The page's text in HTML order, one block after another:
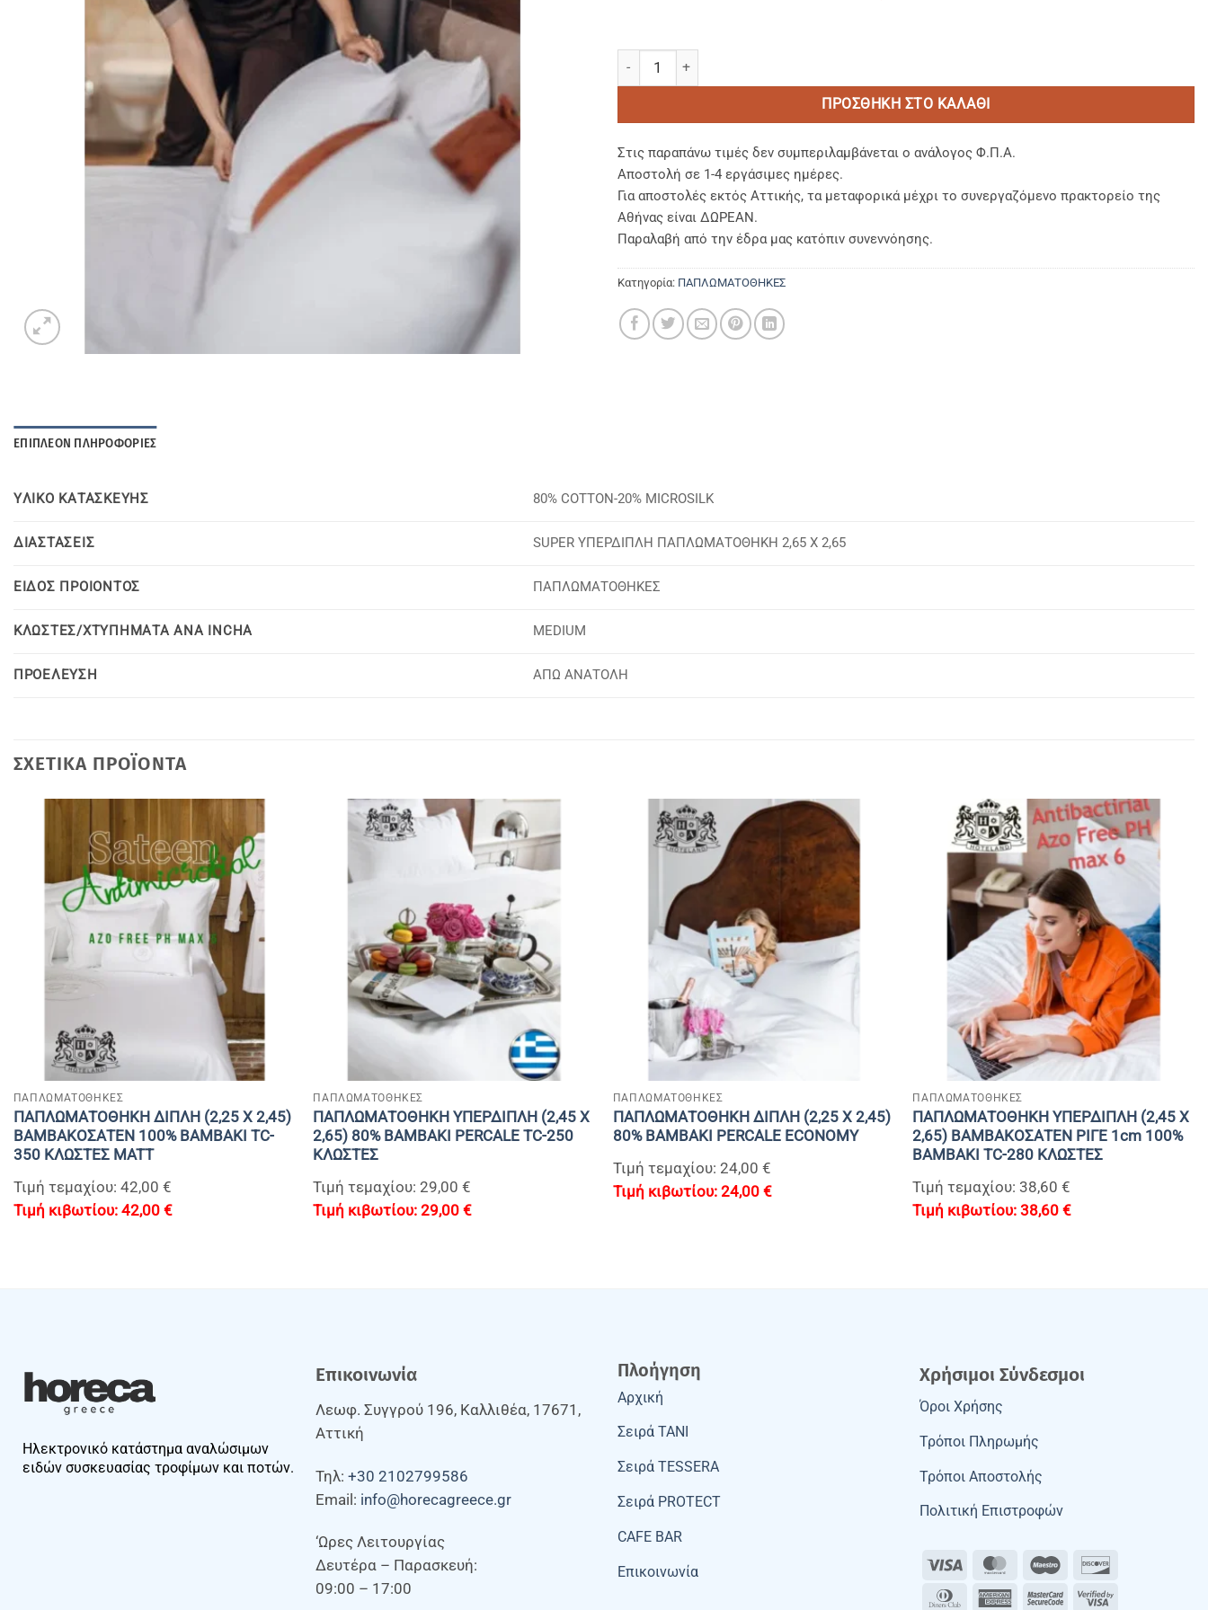
ΠΑΠΛΩΜΑΤΟΘΗΚΗ SUPER ΥΠΕΡΔΙΠΛΗ (2,65 Χ 2,65) 80% BAMBAKI PERCALE MEDIUM
ΠΡΟΣΘΉΚΗ ΣΤΟ ΚΑΛΆΘΙ
Στις παραπάνω τιμές δεν συμπεριλαμβάνεται ο ανάλογος Φ.Π.Α.
Αποστολή σε 1-4 εργάσιμες ημέρες.
Για αποστολές εκτός Αττικής, τα μεταφορικά μέχρι το συνεργαζόμενο πρακτορείο της
Αθήνας είναι ΔΩΡΕΑΝ.
Παραλαβή από την έδρα μας κατόπιν συνεννόησης.
Κατηγορία: ΠΑΠΛΩΜΑΤΟΘΗΚΕΣ
ΕΠΙΠΛΈΟΝ ΠΛΗΡΟΦΟΡΊΕΣ
YΛΙΚΟ KΑΤΑΣΚΕΥΗΣ 80% COTTON-20% MICROSILK
ΔΙΑΣΤΑΣΕΙΣ SUPER ΥΠΕΡΔΙΠΛΗ ΠΑΠΛΩΜΑΤΟΘΗΚΗ 2,65 Χ 2,65
ΕΙΔΟΣ ΠΡΟΙΟΝΤΟΣ ΠΑΠΛΩΜΑΤΟΘΗΚΕΣ
ΚΛΩΣΤΕΣ/ΧΤΥΠΗΜΑΤΑ ΑΝΑ INCHA MEDIUM
ΠΡΟΕΛΕΥΣΗ ΑΠΩ ΑΝΑΤΟΛΗ
ΣΧΕΤΙΚΆ ΠΡΟΪΌΝΤΑ
ΠΑΠΛΩΜΑΤΟΘΗΚΕΣ
ΠΑΠΛΩΜΑΤΟΘΗΚΗ ΔΙΠΛΗ (2,25 Χ 2,45)
ΒΑΜΒΑΚΟΣΑΤΕΝ 100% BAMBAKI TC-
350 ΚΛΩΣΤΕΣ MATT
Τιμή τεμαχίου: 42,00 €
42,00 €
ΠΑΠΛΩΜΑΤΟΘΗΚΕΣ
ΠΑΠΛΩΜΑΤΟΘΗΚΗ ΥΠΕΡΔΙΠΛΗ (2,45 Χ
2,65) 80% BAMBAKI PERCALE TC-250
ΚΛΩΣΤΕΣ
Τιμή τεμαχίου: 29,00 €
29,00€
ΠΑΠΛΩΜΑΤΟΘΗΚΕΣ
ΠΑΠΛΩΜΑΤΟΘΗΚΗ ΔΙΠΛΗ (2,25 Χ 2,45)
80% BAMBAKI PERCALE ECONOMY
Τιμή τεμαχίου: 24,00 €
24,00 €
ΠΑΠΛΩΜΑΤΟΘΗΚΕΣ
ΠΑΠΛΩΜΑΤΟΘΗΚΗ ΥΠΕΡΔΙΠΛΗ (2,45 Χ
2,65) ΒΑΜΒΑΚΟΣΑΤΕΝ ΡΙΓΕ 1cm 100%
BAMBAKI TC-280 ΚΛΩΣΤΕΣ
Τιμή τεμαχίου: 38,60 €
38,60€
Ηλεκτρονικό κατάστημα αναλώσιμων
ειδών συσκευασίας τροφίμων και ποτών.
Επικοινωνία
Λεωφ. Συγγρού 196, Καλλιθέα, 17671,
Αττική
Τηλ: +30 2102799586
Email: info@horecagreece.gr
‘Ωρες Λειτουργίας
Δευτέρα – Παρασκευή:
09:00 – 17:00
Πλοήγηση
Αρχική
Σειρά TANI
Σειρά TESSERA
Σειρά PROTECT
CAFE BAR
Επικοινωνία
Χρήσιμοι Σύνδεσμοι
Όροι Χρήσης
Τρόποι Πληρωμής
Τρόποι Αποστολής
Πολιτική Επιστροφών
Visa MasterCardMaestro
Dinners AmericanMasterCard
Visa